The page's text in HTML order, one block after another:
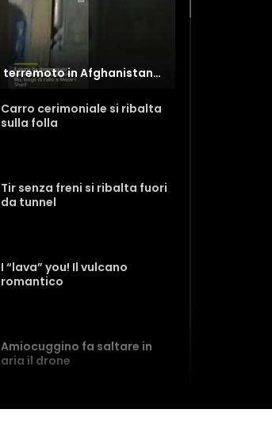
Forte terremoto in Afghanistan: i danni alla storica Moschea Blu
Carro cerimoniale si ribalta
sulla folla
Tir senza freni si ribalta fuori
da tunnel
I “lava” you! Il vulcano
romantico
Amiocuggino fa saltare in
aria il drone